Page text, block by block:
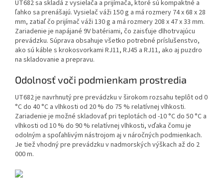
UT682 sa skladá z vysielača a prijímača, ktoré sú kompaktné a
ľahko sa prenášajú. Vysielač váži 150 g a má rozmery 74 x 68 x 28
mm, zatiaľ čo prijímač váži 130 g a má rozmery 208 x 47 x 33 mm.
Zariadenie je napájané 9V batériami, čo zaisťuje dlhotrvajúcu
prevádzku. Súprava obsahuje všetko potrebné príslušenstvo,
ako sú káble s krokosvorkami RJ11, RJ45 a RJ11, ako aj puzdro
na skladovanie a prepravu.
Odolnosť voči podmienkam prostredia
UT682 je navrhnutý pre prevádzku v širokom rozsahu teplôt od 0
°C do 40 °C a vlhkosti od 20 % do 75 % relatívnej vlhkosti.
Zariadenie je možné skladovať pri teplotách od -10 °C do 50 °C a
vlhkosti od 10 % do 90 % relatívnej vlhkosti, vďaka čomu je
odolným a spoľahlivým nástrojom aj v náročných podmienkach.
Je tiež vhodný pre prevádzku v nadmorských výškach až do 2
000 m.